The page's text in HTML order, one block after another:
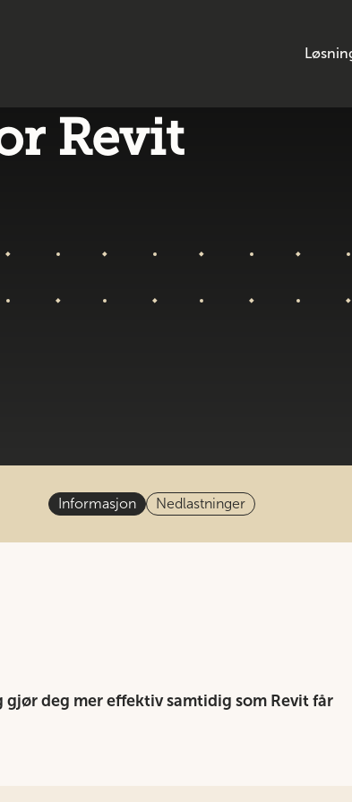
Revit
Informasjon Nedlastninger
deg mer effektiv samtidig som Revit får